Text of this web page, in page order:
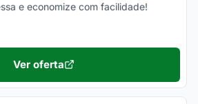
e economize com facilidade!
Ver oferta